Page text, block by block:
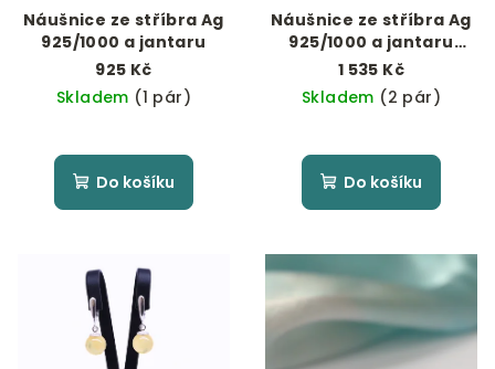
Náušnice ze stříbra Ag
925/1000 a jantaru
925 Kč
Skladem (1 pár)
Do košíku
Náušnice ze stříbra Ag
925/1000 a jantaru
"Vanilková zmrzlina"
1 535 Kč
Skladem (2 pár)
Do košíku